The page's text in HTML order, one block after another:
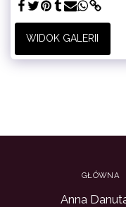
WIDOK GALERII
Anna
GŁÓWNA